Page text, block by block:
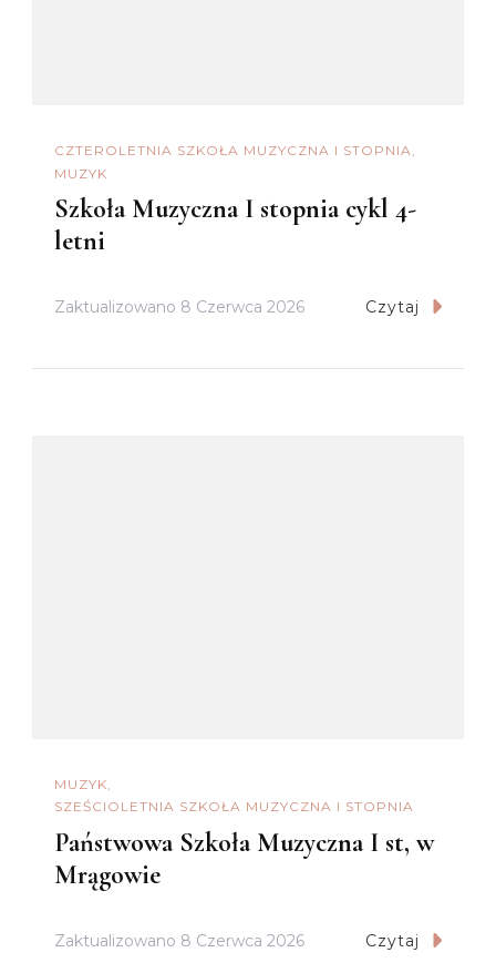
CZTEROLETNIA SZKOŁA MUZYCZNA I STOPNIA
MUZYK
Szkoła Muzyczna I stopnia cykl 4-
letni
Zaktualizowano 8 Czerwca 2026 Czytaj
MUZYK
SZEŚCIOLETNIA SZKOŁA MUZYCZNA I STOPNIA
Państwowa Szkoła Muzyczna I st, w
Mrągowie
Zaktualizowano 8 Czerwca 2026 Czytaj